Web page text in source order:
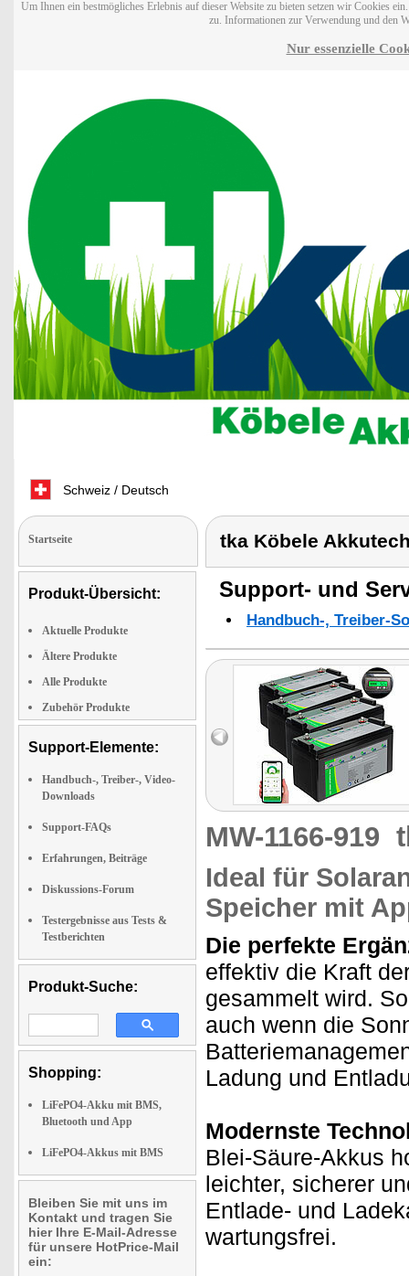
Um Ihnen ein bestmögliches Erlebnis auf dieser Website zu bieten setzen wir Cookies
zu. Informationen zur Verwendung und den
Nur essenzielle
Schweiz / Deutsch
Startseite
Produkt-Übersicht:
Aktuelle Produkte
Ältere Produkte
Alle Produkte
Zubehör Produkte
Support-Elemente:
Handbuch-, Treiber-, Video-
Downloads
Support-FAQs
Erfahrungen, Beiträge
Diskussions-Forum
Testergebnisse aus Tests &
Testberichten
Produkt-Suche:
Shopping:
LiFePO4-Akku mit BMS,
Bluetooth und App
LiFePO4-Akkus mit BMS
Bleiben Sie mit uns im
Kontakt und tragen Sie
hier Ihre E-Mail-Adresse
für unsere HotPrice-Mail
ein:
tka Köbele
Support- und
Handbuch-, Treiber-
MW-1166-919
Ideal für
Speicher mit
Die perfekte
effektiv die Kraft
gesammelt wird.
auch wenn die
Ladung und
Modernste
Blei-Säure-Akkus
leichter, sicherer
Entlade- und
wartungsfrei.